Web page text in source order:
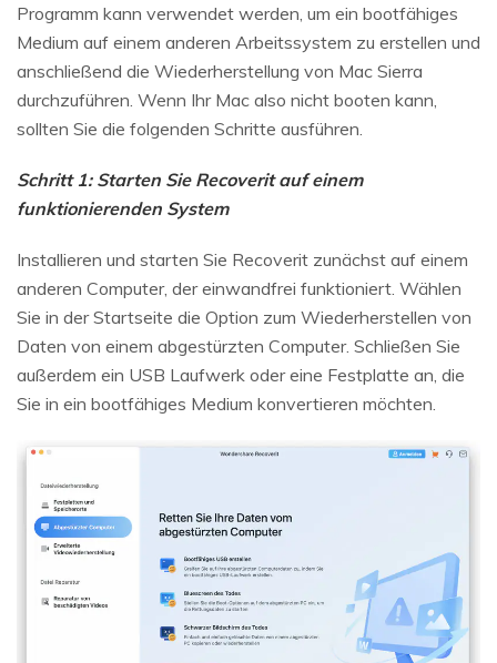
Programm kann verwendet werden, um ein bootfähiges
Medium auf einem anderen Arbeitssystem zu erstellen und
anschließend die Wiederherstellung von Mac Sierra
durchzuführen. Wenn Ihr Mac also nicht booten kann,
sollten Sie die folgenden Schritte ausführen.
Schritt 1: Starten Sie Recoverit auf einem
funktionierenden System
Installieren und starten Sie Recoverit zunächst auf einem
anderen Computer, der einwandfrei funktioniert. Wählen
Sie in der Startseite die Option zum Wiederherstellen von
Daten von einem abgestürzten Computer. Schließen Sie
außerdem ein USB Laufwerk oder eine Festplatte an, die
Sie in ein bootfähiges Medium konvertieren möchten.